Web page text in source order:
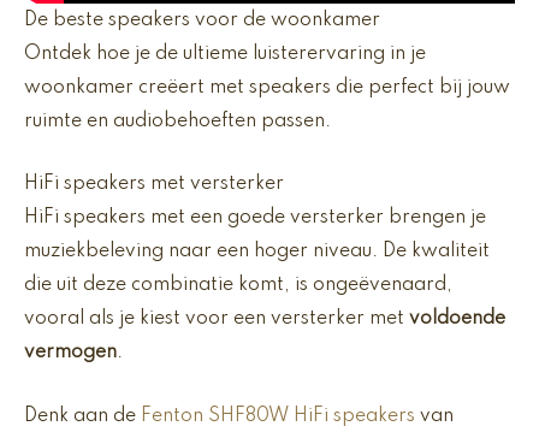
De beste speakers voor de woonkamer
Ontdek hoe je de ultieme luisterervaring in je
woonkamer creëert met speakers die perfect bij jouw
ruimte en audiobehoeften passen.
HiFi speakers met versterker
HiFi speakers met een goede versterker brengen je
muziekbeleving naar een hoger niveau. De kwaliteit
die uit deze combinatie komt, is ongeëvenaard,
vooral als je kiest voor een versterker met voldoende
vermogen.
Denk aan de Fenton SHF80W HiFi speakers van